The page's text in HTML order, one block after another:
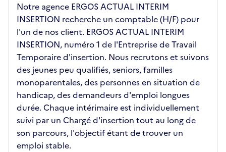
Notre agence ERGOS ACTUAL INTERIM
INSERTION recherche un comptable (H/F) pour
l'un de nos client. ERGOS ACTUAL INTERIM
INSERTION, numéro 1 de l'Entreprise de Travail
Temporaire d'insertion. Nous recrutons et suivons
des jeunes peu qualifiés, seniors, familles
monoparentales, des personnes en situation de
handicap, des demandeurs d'emploi longues
durée. Chaque intérimaire est individuellement
suivi par un Chargé d'insertion tout au long de
son parcours, l'objectif étant de trouver un
emploi stable.